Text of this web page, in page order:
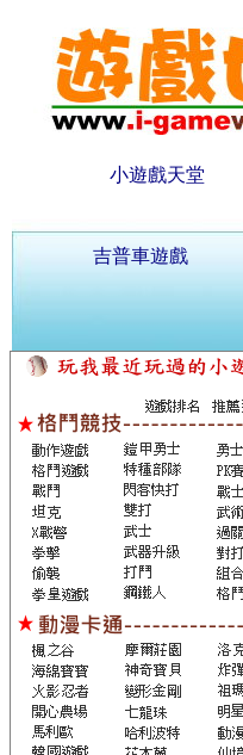
小遊戲天堂
吉普車遊戲